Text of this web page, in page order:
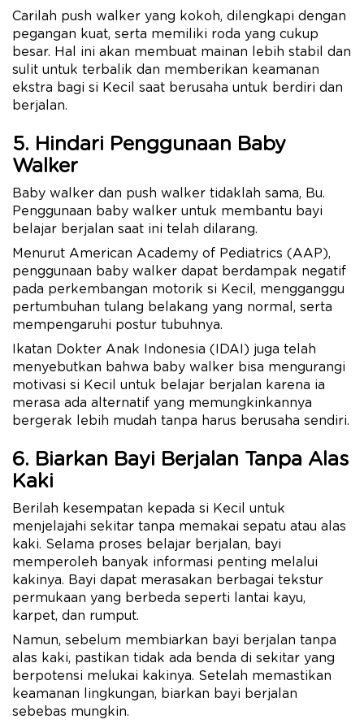
Carilah push walker yang kokoh, dilengkapi dengan
pegangan kuat, serta memiliki roda yang cukup
besar. Hal ini akan membuat mainan lebih stabil dan
sulit untuk terbalik dan memberikan keamanan
ekstra bagi si Kecil saat berusaha untuk berdiri dan
berjalan.
5. Hindari Penggunaan Baby
Walker
Baby walker dan push walker tidaklah sama, Bu.
Penggunaan baby walker untuk membantu bayi
belajar berjalan saat ini telah dilarang.
Menurut American Academy of Pediatrics (AAP),
penggunaan baby walker dapat berdampak negatif
pada perkembangan motorik si Kecil, mengganggu
pertumbuhan tulang belakang yang normal, serta
mempengaruhi postur tubuhnya.
Ikatan Dokter Anak Indonesia (IDAI) juga telah
menyebutkan bahwa baby walker bisa mengurangi
motivasi si Kecil untuk belajar berjalan karena ia
merasa ada alternatif yang memungkinkannya
bergerak lebih mudah tanpa harus berusaha sendiri.
6. Biarkan Bayi Berjalan Tanpa Alas
Kaki
Berilah kesempatan kepada si Kecil untuk
menjelajahi sekitar tanpa memakai sepatu atau alas
kaki. Selama proses belajar berjalan, bayi
memperoleh banyak informasi penting melalui
kakinya. Bayi dapat merasakan berbagai tekstur
permukaan yang berbeda seperti lantai kayu,
karpet, dan rumput.
Namun, sebelum membiarkan bayi berjalan tanpa
alas kaki, pastikan tidak ada benda di sekitar yang
berpotensi melukai kakinya. Setelah memastikan
keamanan lingkungan, biarkan bayi berjalan
sebebas mungkin.